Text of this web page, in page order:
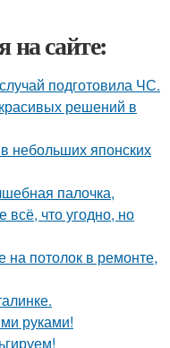
на сайте:
подготовила ЧС.
решений в
небольших японских
палочка,
всё, что угодно, но
потолок в ремонте,
руками!